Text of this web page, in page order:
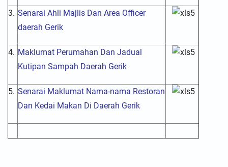
3. Senarai Ahli Majlis Dan Area Officer
daerah Gerik
4. Maklumat Perumahan Dan Jadual
Kutipan Sampah Daerah Gerik
5. Senarai Maklumat Nama-nama Restoran
Dan Kedai Makan Di Daerah Gerik